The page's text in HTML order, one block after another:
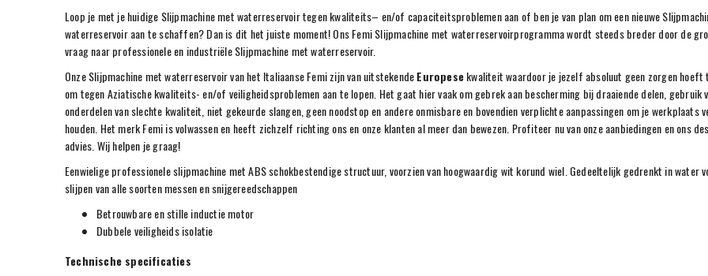
Loop je met je huidige Slijpmachine met waterreservoir tegen kwaliteits– en/of capaciteitsproblemen aan of ben je van plan om een nieuwe
waterreservoir aan te schaffen? Dan is dit het juiste moment! Ons Femi Slijpmachine met waterreservoirprogramma wordt steeds breder door de
vraag naar professionele en industriële Slijpmachine met waterreservoir.
Onze Slijpmachine met waterreservoir van het Italiaanse Femi zijn van uitstekendeEuropesekwaliteit waardoor je jezelf absoluut geen zorgen hoeft
om tegen Aziatische kwaliteits- en/of veiligheidsproblemen aan te lopen. Het gaat hier vaak om gebrek aan bescherming bij draaiende delen, gebruik
onderdelen van slechte kwaliteit, niet gekeurde slangen, geen noodstop en andere onmisbare en bovendien verplichte aanpassingen om je werkplaats
houden. Het merk Femi is volwassen en heeft zichzelf richting ons en onze klanten al meer dan bewezen. Profiteer nu van onze aanbiedingen en ons
advies. Wij helpen je graag!
Eenwielige professionele slijpmachine met ABS schokbestendige structuur, voorzien van hoogwaardig wit korund wiel. Gedeeltelijk gedrenkt in water
slijpen van alle soorten messen en snijgereedschappen
Betrouwbare en stille inductie motor
Dubbele veiligheids isolatie
Technische specificaties